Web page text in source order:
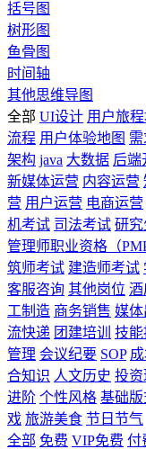
括号图
树形图
鱼骨图
时间轴
其他思维导图
全部 UI设计 用户旅程
流程 用户体验地图
架构 java 大数据 后端
新媒体运营 内容运营
营 用户运营 电商运营
机考试 司法考试 研
管理师职业资格（
筑师考试 建造师考试
客服咨询 其他岗位 酒
工制造 商务销售 媒体
流快递 团建培训 技
管理 会议纪要 SOP
合知识 人文历史 投
进阶 个性风格 基础版
戏 旅游美食 节日节气
全部 免费 VIP免费 付